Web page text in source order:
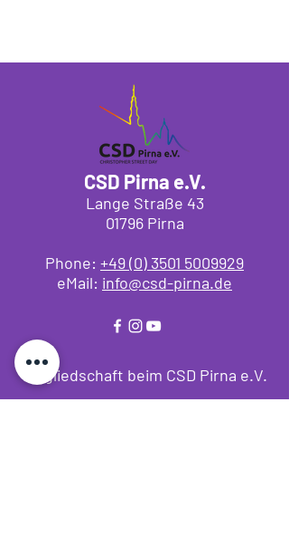
CSD Pirna e.V.
Lange Straße 43
01796 Pirna
Phone: +49 (0) 3501 5009929
eMail: info@csd-pirna.de
Mitgliedschaft beim CSD Pirna e.V.